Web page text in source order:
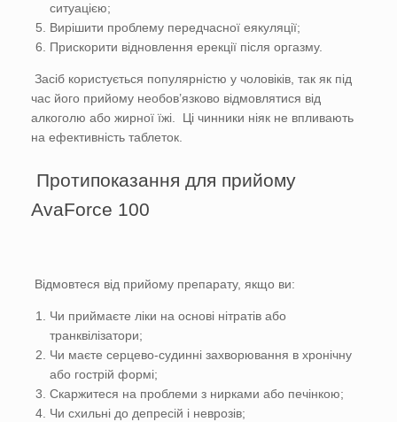
ситуацією;
Вирішити проблему передчасної еякуляції;
Прискорити відновлення ерекції після оргазму.
Засіб користується популярністю у чоловіків, так як під
час його прийому необов’язково відмовлятися від
алкоголю або жирної їжі. Ці чинники ніяк не впливають
на ефективність таблеток.
Протипоказання для прийому
AvaForce 100
Відмовтеся від прийому препарату, якщо ви:
Чи приймаєте ліки на основі нітратів або
транквілізатори;
Чи маєте серцево-судинні захворювання в хронічну
або гострій формі;
Скаржитеся на проблеми з нирками або печінкою;
Чи схильні до депресій і неврозів;